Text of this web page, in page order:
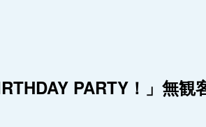
PARTY！」無観